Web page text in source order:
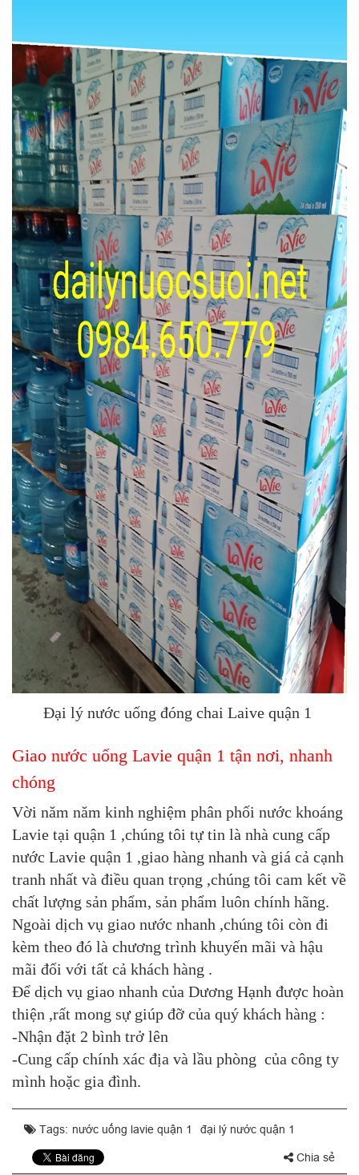
Đại lý nước uống đóng chai Laive quận 1
Giao nước uống Lavie quận 1 tận nơi, nhanh
chóng
Vời năm năm kinh nghiệm phân phối nước khoáng
Lavie tại quận 1 ,chúng tôi tự tin là nhà cung cấp
nước Lavie quận 1 ,giao hàng nhanh và giá cả cạnh
tranh nhất và điều quan trọng ,chúng tôi cam kết về
chất lượng sản phẩm, sản phẩm luôn chính hãng.
Ngoài dịch vụ giao nước nhanh ,chúng tôi còn đi
kèm theo đó là chương trình khuyến mãi và hậu
mãi đối với tất cả khách hàng .
Để dịch vụ giao nhanh của Dương Hạnh được hoàn
thiện ,rất mong sự giúp đỡ của quý khách hàng :
-Nhận đặt 2 bình trở lên
-Cung cấp chính xác địa và lầu phòng của công ty
mình hoặc gia đình.
Tags: nước uống lavie quận 1 đại lý nước quận 1
Chia sẻ